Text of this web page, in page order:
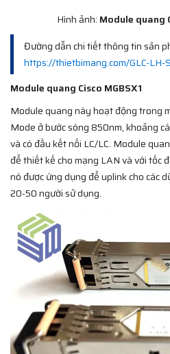
Hình ảnh: Module quang
Đường dẫn chi tiết thông tin sản
https://thietbimang.com/GLC-LH-
Module quang Cisco MGBSX1
Module quang này hoạt động trong
Mode ở bước sóng 850nm, khoảng
và có đầu kết nối LC/LC. Module
để thiết kế cho mạng LAN và với tốc
nó được ứng dụng để uplink cho các
20-50 người sử dụng.